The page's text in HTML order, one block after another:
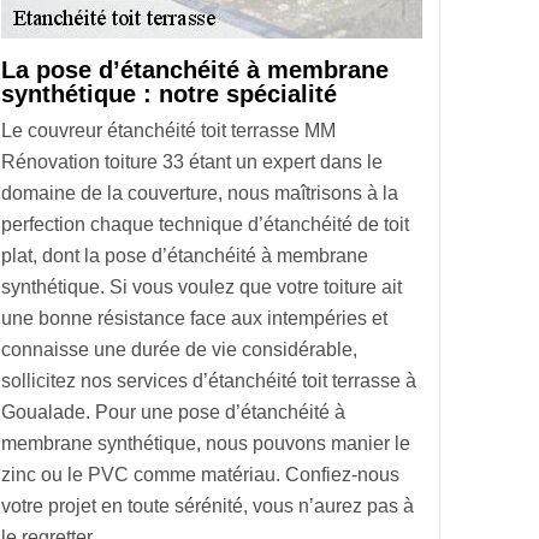
La pose d’étanchéité à membrane
synthétique : notre spécialité
Le couvreur étanchéité toit terrasse MM
Rénovation toiture 33 étant un expert dans le
domaine de la couverture, nous maîtrisons à la
perfection chaque technique d’étanchéité de toit
plat, dont la pose d’étanchéité à membrane
synthétique. Si vous voulez que votre toiture ait
une bonne résistance face aux intempéries et
connaisse une durée de vie considérable,
sollicitez nos services d’étanchéité toit terrasse à
Goualade. Pour une pose d’étanchéité à
membrane synthétique, nous pouvons manier le
zinc ou le PVC comme matériau. Confiez-nous
votre projet en toute sérénité, vous n’aurez pas à